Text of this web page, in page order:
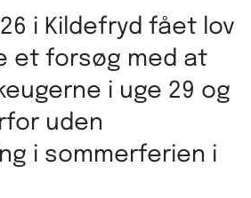
i Kildefryd fået lov
et forsøg med at
i uge 29 og
uden
i sommerferien i